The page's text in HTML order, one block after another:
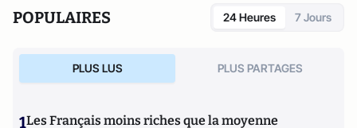
POPULAIRES 24 Heures 7 Jours
PLUS LUS PLUS PARTAGES
1Les Français moins riches que la moyenne